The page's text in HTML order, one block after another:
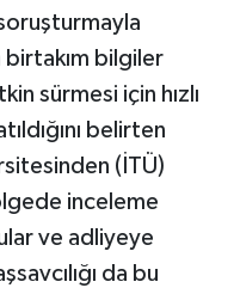
bilgiler
sürmesi için hızlı
belirten
(İTÜ)
inceleme
ve adliyeye
da bu